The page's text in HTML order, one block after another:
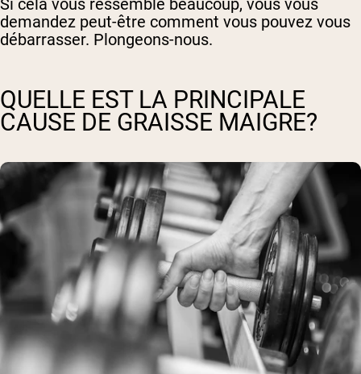
Si cela vous ressemble beaucoup, vous vous
demandez peut-être comment vous pouvez vous
débarrasser. Plongeons-nous.
QUELLE EST LA PRINCIPALE
CAUSE DE GRAISSE MAIGRE?